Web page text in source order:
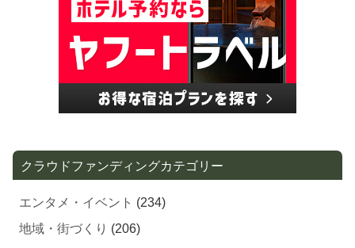
エンタメ・イベント(234)
地域・街づくり(206)
外食産業・フード(199)